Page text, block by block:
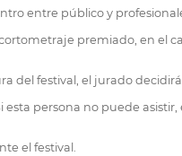
entre público y
premiado, en el
del festival, el jurado
persona no puede asistir,
el festival.